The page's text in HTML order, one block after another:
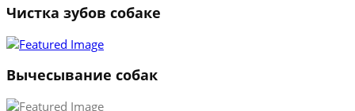
Чистка зубов собаке
Вычесывание собак